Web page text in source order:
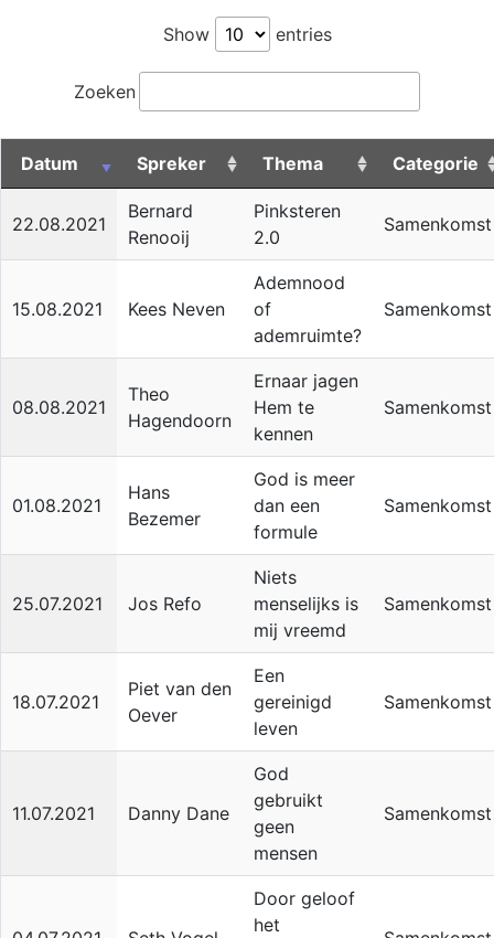
Show entries
Zoeken
Datum Spreker Thema Categorie
22.08.2021
Bernard
Renooij
Pinksteren
2.0
Samenkomst
15.08.2021 Kees Neven
Ademnood
of
ademruimte?
Samenkomst
08.08.2021
Theo
Hagendoorn
Ernaar jagen
Hem te
kennen
Samenkomst
01.08.2021
Hans
Bezemer
God is meer
dan een
formule
Samenkomst
25.07.2021 Jos Refo
Niets
menselijks is
mij vreemd
Samenkomst
18.07.2021
Piet van den
Oever
Een
gereinigd
leven
Samenkomst
11.07.2021 Danny Dane
God
gebruikt
geen
mensen
Samenkomst
Door geloof
het